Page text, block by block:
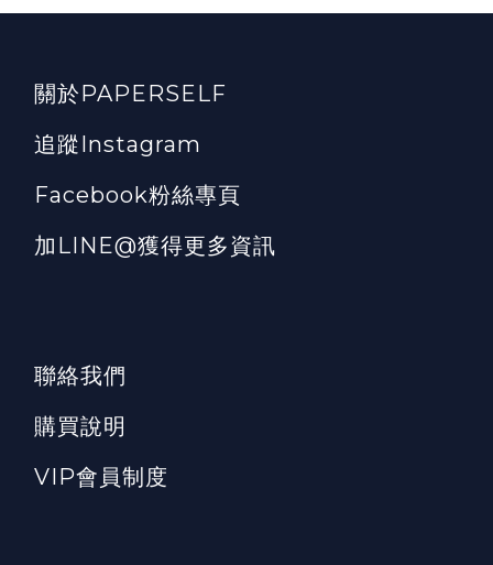
關於PAPERSELF
追蹤Instagram
Facebook粉絲專頁
加LINE@獲得更多資訊
聯絡我們
購買說明
VIP會員制度